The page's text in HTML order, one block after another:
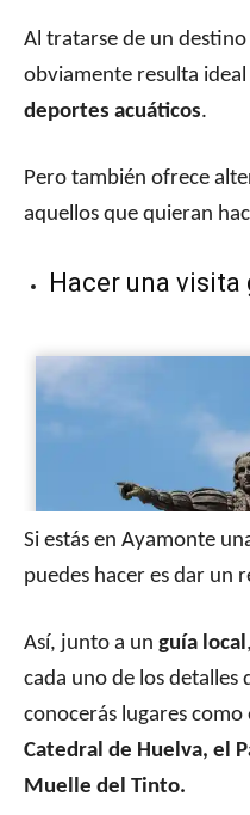
Al tratarse de un
obviamente resulta
deportes acuáticos.
Pero también ofrece
aquellos que quieran
Hacer una visita
Si estás en Ayamonte
puedes hacer es dar un
Así, junto a un guía local
cada uno de los
conocerás lugares como
Catedral de Huelva, el
Muelle del Tinto.